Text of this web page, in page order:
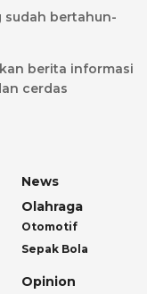
sudah bertahun-
berita informasi
cerdas
News
Olahraga
Otomotif
Sepak Bola
Opinion